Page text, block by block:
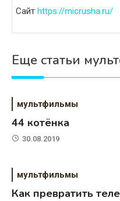
Сайт https://micrusha.ru/
Еще статьи
мультфильмы
44 котёнка
30.08.2019
мультфильмы
Как превратить